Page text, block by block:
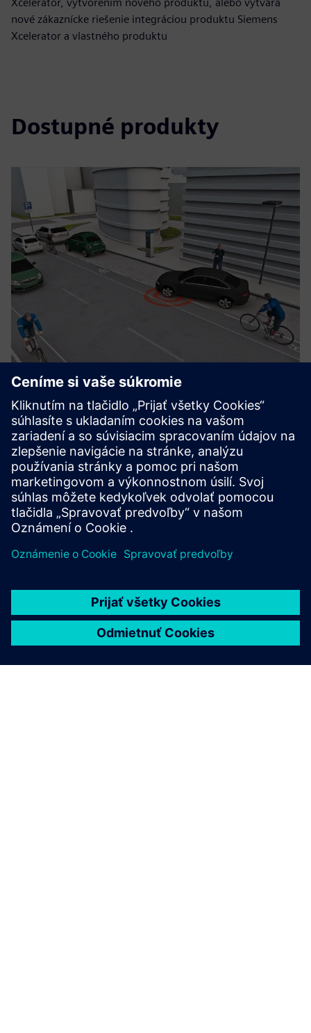
nové zákaznícke riešenie integráciou produktu Siemens
Xcelerator a vlastného produktu
Dostupné produkty
Smart parking management
Zákaznícke stránky používajúce Desigo CC by mohli
integrovať toto inteligentné parkovacie riešenie, ktoré
umožní lepší prehľad o inventári parkovania poskytovaním
údajov o obsadení v reálnom čase. Spoločnosť Desigo CC
by mohla upo...
Prečítajte si viac